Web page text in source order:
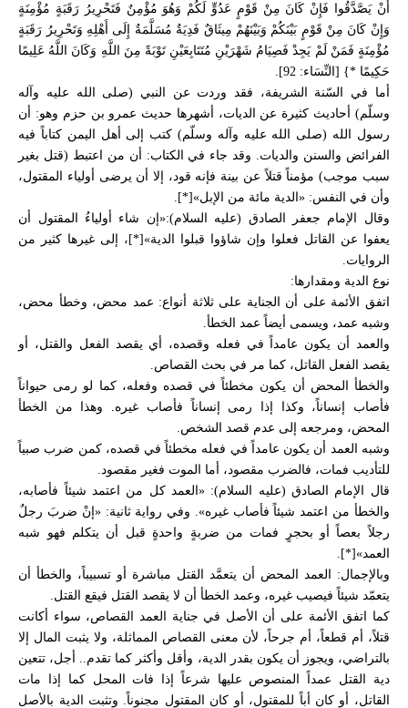
مراجع موسوعة الأحكام الشرعية
هوامش
أَنْ يَصَّدَّقُوا فَإِنْ كَانَ مِنْ قَوْمٍ عَدُوٍّ لَكُمْ وَهُوَ مُؤْمِنٌ فَتَحْرِيرُ رَقَبَةٍ مُؤْمِنَةٍ
وَإِنْ كَانَ مِنْ قَوْمٍ بَيْنَكُمْ وَبَيْنَهُمْ مِيثَاقٌ فَدِيَةٌ مُسَلَّمَةٌ إِلَى أَهْلِهِ وَتَحْرِيرُ رَقَبَةٍ
مُؤْمِنَةٍ فَمَنْ لَمْ يَجِدْ فَصِيَامُ شَهْرَيْنِ مُتَتَابِعَيْنِ تَوْبَةً مِنَ اللَّهِ وَكَانَ اللَّهُ عَلِيمًا
حَكِيمًا *} [النِّسَاء: 92].
أما في السّنة الشريفة، فقد وردت عن النبي (صلى الله عليه وآله
وسلّم) أحاديث كثيرة عن الديات، أشهرها حديث عمرو بن حزم وهو: أن
رسول الله (صلى الله عليه وآله وسلّم) كتب إلى أهل اليمن كتاباً فيه
الفرائض والسنن والديات. وقد جاء في الكتاب: أن من اعتبط (قتل بغير
سبب موجب) مؤمناً قتلاً عن بينة فإنه قود، إلا أن يرضى أولياء المقتول،
وأن في النفس: «الدية مائة من الإبل»[*].
وقال الإمام جعفر الصادق (عليه السلام):«إن شاء أولياءُ المقتول أن
يعفوا عن القاتل فعلوا وإن شاؤوا قبلوا الدية»[*]، إلى غيرها كثير من
الروايات.
نوع الدية ومقدارها:
اتفق الأئمة على أن الجناية على ثلاثة أنواع: عمد محض، وخطأ محض،
وشبه عمد، ويسمى أيضاً عمد الخطأ.
والعمد أن يكون عامداً في فعله وقصده، أي يقصد الفعل والقتل، أو
يقصد الفعل القاتل، كما مر في بحث القصاص.
والخطأ المحض أن يكون مخطئاً في قصده وفعله، كما لو رمى حيواناً
فأصاب إنساناً، وكذا إذا رمى إنساناً فأصاب غيره. وهذا من الخطأ
المحض، ومرجعه إلى عدم قصد الشخص.
وشبه العمد أن يكون عامداً في فعله مخطئاً في قصده، كمن ضرب صبياً
للتأديب فمات، فالضرب مقصود، أما الموت فغير مقصود.
قال الإمام الصادق (عليه السلام): «العمد كل من اعتمد شيئاً فأصابه،
والخطأ من اعتمد شيئاً فأصاب غيره». وفي رواية ثانية: «إنْ ضربَ رجلٌ
رجلاً بعصاً أو بحجرٍ فمات من ضربةٍ واحدةٍ قبل أن يتكلم فهو شبه
العمد»[*].
وبالإجمال: العمد المحض أن يتعمَّد القتل مباشرة أو تسبيباً، والخطأ أن
يتعمّد شيئاً فيصيب غيره، وعمد الخطأ أن لا يقصد القتل فيقع القتل.
كما اتفق الأئمة على أن الأصل في جناية العمد القصاص، سواء أكانت
قتلاً، أم قطعاً، أم جرحاً، لأن معنى القصاص المماثلة، ولا يثبت المال إلا
بالتراضي، ويجوز أن يكون بقدر الدية، وأقل وأكثر كما تقدم.. أجل، تتعين
دية القتل عمداً المنصوص عليها شرعاً إذا فات المحل كما إذا مات
القاتل، أو كان أباً للمقتول، أو كان المقتول مجنوناً. وتثبت الدية بالأصل